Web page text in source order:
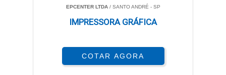
EPCENTER LTDA/ SANTO ANDRÉ - SP
IMPRESSORA GRÁFICA
COTAR AGORA